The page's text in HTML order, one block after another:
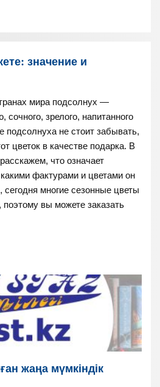
значение и
мира подсолнух —
сочного, зрелого, напитанного
подсолнуха не стоит забывать,
цветок в качестве подарка. В
что означает
фактурами и цветами он
сегодня многие сезонные цветы
поэтому вы можете заказать
жаңа мүмкіндік